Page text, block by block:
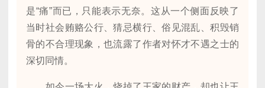
是“痛”而已，只能表示无奈。这从一个侧面反映了
当时社会贿赂公行、猜忌横行、俗见混乱、积毁销
骨的不合理现象，也流露了作者对怀才不遇之士的
深切同情。